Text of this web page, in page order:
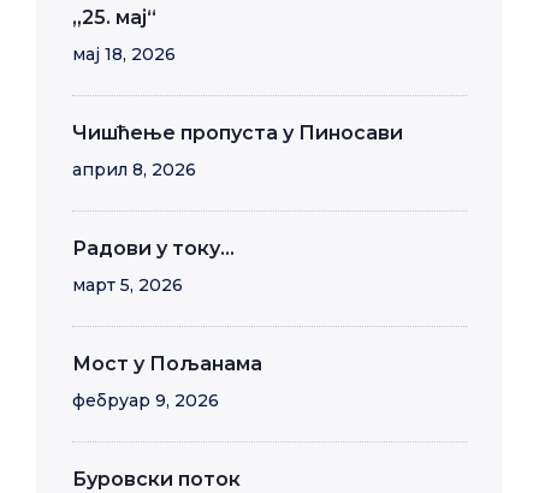
„25. мај“
мај 18, 2026
Чишћење пропуста у Пиносави
април 8, 2026
Радови у току…
март 5, 2026
Мост у Пољанама
фебруар 9, 2026
Буровски поток